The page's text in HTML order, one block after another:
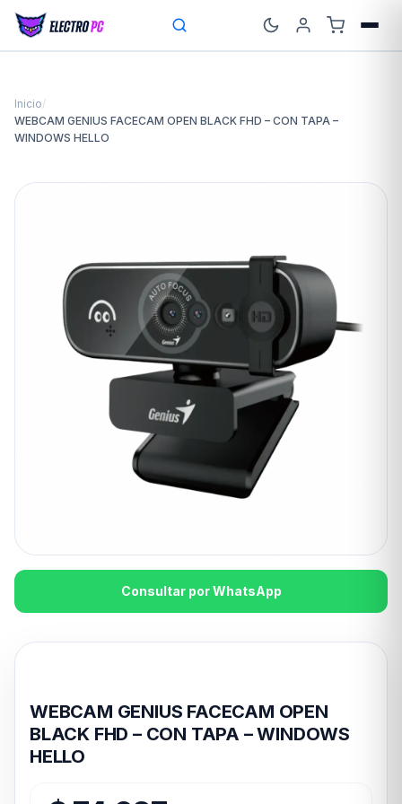
Inicio/
WEBCAM GENIUS FACECAM OPEN BLACK FHD – CON TAPA –
WINDOWS HELLO
Consultar por WhatsApp
WEBCAM GENIUS FACECAM OPEN
BLACK FHD – CON TAPA – WINDOWS
HELLO